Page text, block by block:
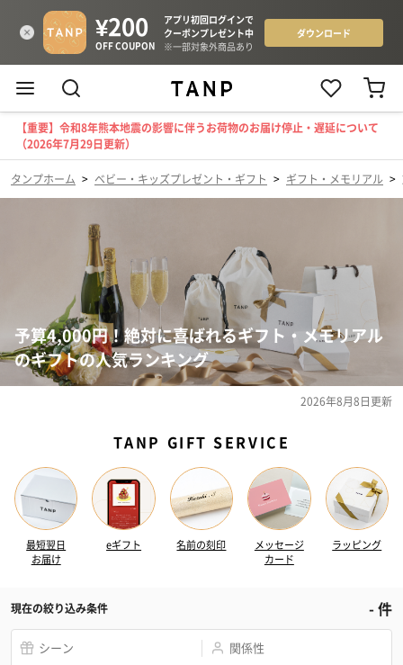
【重要】令和8年熊本地震の影響に伴うお荷物のお届け停止・遅延について
（2026年7月29日更新）
タンプホーム > ベビー・キッズプレゼント・ギフト > ギフト・メモリアル >
予算4,000円！絶対に喜ばれるギフト・メモリアル
のギフトの人気ランキング
2026年8月8日更新
TANP GIFT SERVICE
最短翌日
お届け
eギフト 名前の刻印
メッセージ
カード
ラッピング
現在の絞り込み条件 -件
シーン 関係性